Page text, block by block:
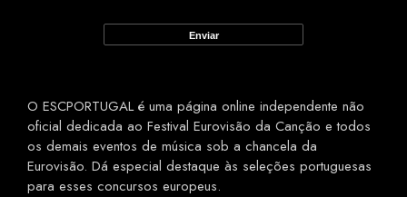
O ESCPORTUGAL é uma página online independente não
oficial dedicada ao Festival Eurovisão da Canção e todos
os demais eventos de música sob a chancela da
Eurovisão. Dá especial destaque às seleções portuguesas
para esses concursos europeus.